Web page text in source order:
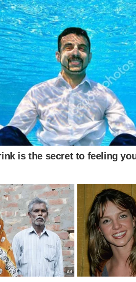
mas poderosas em
825 mg de cálcio. Isso o
na forma de tahine, uma